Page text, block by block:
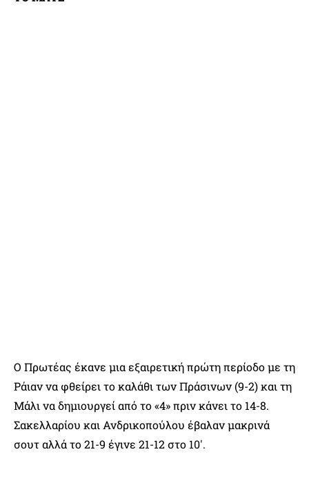
Ο Πρωτέας έκανε μια εξαιρετική πρώτη περίοδο με τη
Ράιαν να φθείρει το καλάθι των Πράσινων (9-2) και τη
Μάλι να δημιουργεί από το «4» πριν κάνει το 14-8.
Σακελλαρίου και Ανδρικοπούλου έβαλαν μακρινά
σουτ αλλά το 21-9 έγινε 21-12 στο 10′.